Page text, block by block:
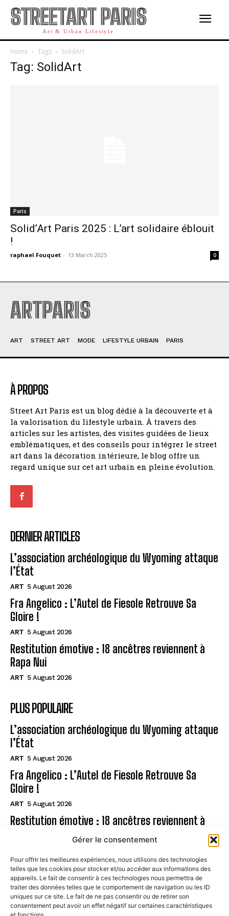
Gérer le consentement
Pour offrir les meilleures expériences, nous utilisons des technologies
telles que les cookies pour stocker et/ou accéder aux informations des
appareils. Le fait de consentir à ces technologies nous permettra de
traiter des données telles que le comportement de navigation ou les ID
uniques sur ce site. Le fait de ne pas consentir ou de retirer son
consentement peut avoir un effet négatif sur certaines caractéristiques
STREETART PARIS
Art & Urban Lifestyle
Home Tags SolidArt
Tag: SolidArt
Paris
Solid’Art Paris 2025 : L’art solidaire éblouit
!
raphael Fouquet - 13 March 2025 0
ARTPARIS
ART STREET ART MODE LIFESTYLE URBAIN PARIS
À PROPOS
Street Art Paris est un blog dédié à la découverte et à
la valorisation du lifestyle urbain. À travers des
articles sur les artistes, des visites guidées de lieux
emblématiques, et des conseils pour intégrer le street
art dans la décoration intérieure, le blog offre un
regard unique sur cet art urbain en pleine évolution.
DERNIER ARTICLES
L’association archéologique du Wyoming attaque
l’État
ART 5 August 2026
Fra Angelico : L’Autel de Fiesole Retrouve Sa
Gloire !
ART 5 August 2026
Restitution émotive : 18 ancêtres reviennent à
Rapa Nui
ART 5 August 2026
PLUS POPULAIRE
L’association archéologique du Wyoming attaque
l’État
ART 5 August 2026
Fra Angelico : L’Autel de Fiesole Retrouve Sa
Gloire !
ART 5 August 2026
Restitution émotive : 18 ancêtres reviennent à
Page
CONTACT